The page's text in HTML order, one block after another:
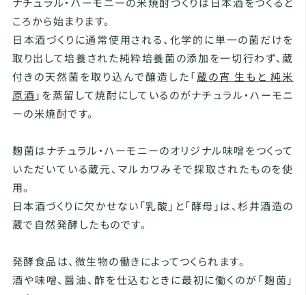
ころから始まります。
日本酒づくりに通常使用される、化学的に単一の菌だけを
取り出して培養された純粋培養菌の添加を一切行わず、蔵
付きの天然菌を取り込んで醸造した「蔵の宵 生もと 純米
原酒 」を蒸留して焼酎にしているのがナチュラル・ハーモニ
ーの米焼酎です。
麹菌はナチュラル・ハーモニーのオリジナル味噌をつくって
いただいている蔵元、マルカワみそで採取されたものを使
用。
日本酒づくりに欠かせない「乳酸」と「酵母」は、杉井酒造の
蔵で自然発酵したものです。
発酵食品は、微生物の働きによってつくられます。
酒や味噌、醤油、酢を仕込むときに最初に働くのが「麹菌」